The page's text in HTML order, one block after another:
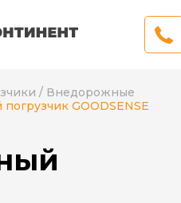
/ Внедорожные
GOODSENSE